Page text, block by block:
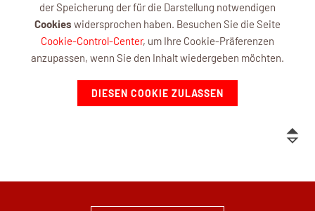
der Speicherung der für die Darstellung notwendigen
Cookies widersprochen haben. Besuchen Sie die Seite
Cookie-Control-Center, um Ihre Cookie-Präferenzen
anzupassen, wenn Sie den Inhalt wiedergeben möchten.
DIESEN COOKIE ZULASSEN